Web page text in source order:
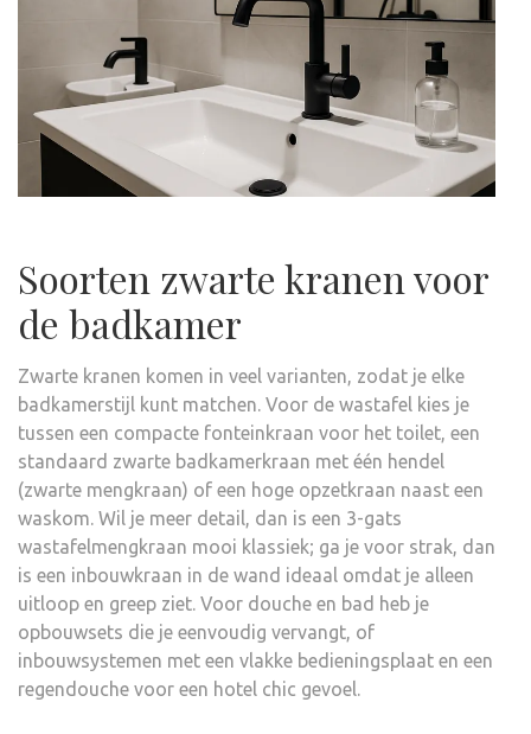
Soorten zwarte kranen voor
de badkamer
Zwarte kranen komen in veel varianten, zodat je elke
badkamerstijl kunt matchen. Voor de wastafel kies je
tussen een compacte fonteinkraan voor het toilet, een
standaard zwarte badkamerkraan met één hendel
(zwarte mengkraan) of een hoge opzetkraan naast een
waskom. Wil je meer detail, dan is een 3-gats
wastafelmengkraan mooi klassiek; ga je voor strak, dan
is een inbouwkraan in de wand ideaal omdat je alleen
uitloop en greep ziet. Voor douche en bad heb je
opbouwsets die je eenvoudig vervangt, of
inbouwsystemen met een vlakke bedieningsplaat en een
regendouche voor een hotel chic gevoel.